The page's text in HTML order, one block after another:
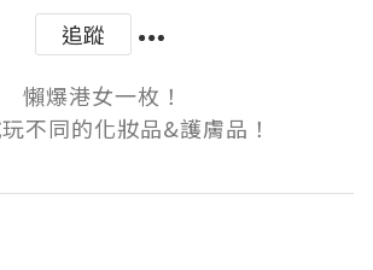
追蹤
懶爆港女一枚！
不同的化妝品&護膚品！